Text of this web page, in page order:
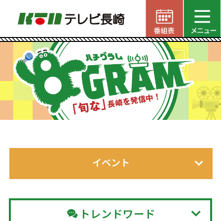
イベント
トレンドワード